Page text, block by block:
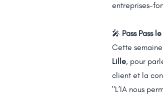
entreprises-
🎤 Pass Pass
Cette
Lille, pour
client et la
"L’IA nous